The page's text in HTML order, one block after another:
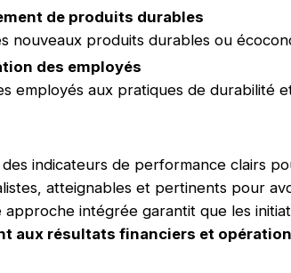
de produits durables
nouveaux produits durables ou
des employés
employés aux pratiques de durabilité
indicateurs de performance clairs
atteignables et pertinents pour
intégrée garantit que les
aux résultats financiers et